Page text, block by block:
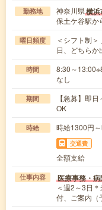
勤務地 神奈川県横
保土ケ谷駅か
曜日頻度
＜シフト制
日、どちらか
時間
8:30～
なし
期間
【急募】即
OK
時給 時給1300円
交通費
全額支給
仕事内容 医療事務・
＜週2～3日
付、ご案内